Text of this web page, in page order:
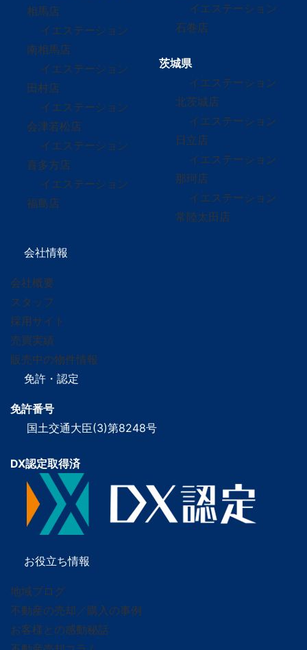
相馬店
イエステーション
南相馬店
イエステーション
田村店
イエステーション
会津若松店
イエステーション
喜多方店
イエステーション
福島店
イエステーション
石巻店
茨城県
イエステーション
北茨城店
イエステーション
日立店
イエステーション
那珂店
イエステーション
常陸太田店
会社情報
会社概要
スタッフ
採用サイト
売買実績
販売中の物件情報
免許・認定
免許番号
国土交通大臣(3)第8248号
DX認定取得済
お役立ち情報
地域ブログ
不動産の売却／購入の事例
お客様との感動秘話